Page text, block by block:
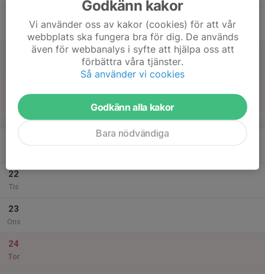
Sön
v.52
22
Tis
23
Ons
24
Tor
Godkänn kakor
Vi använder oss av kakor (cookies) för att vår
webbplats ska fungera bra för dig. De används
även för webbanalys i syfte att hjälpa oss att
förbättra våra tjänster.
Så använder vi cookies
Godkänn alla kakor
Bara nödvändiga